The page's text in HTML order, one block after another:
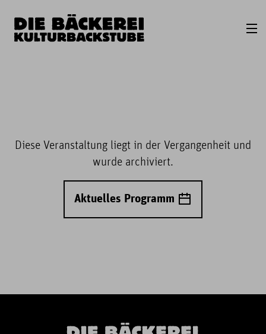
Diese Veranstaltung liegt in der Vergangenheit und
wurde archiviert.
Aktuelles Programm